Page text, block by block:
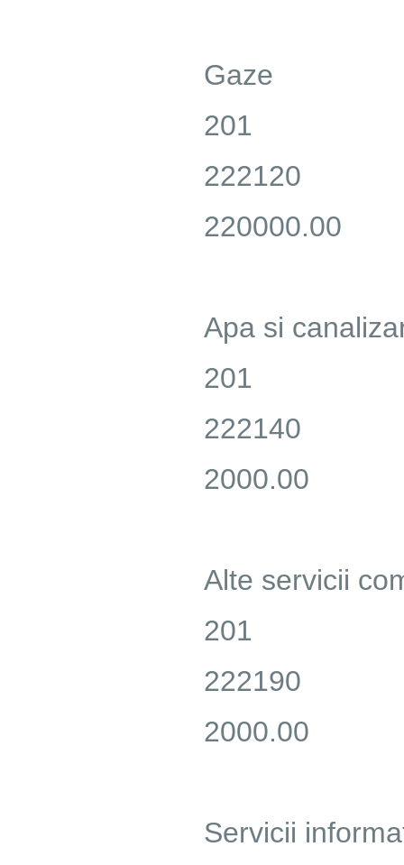
Gaze
201
222120
220000.00
Apa si
201
222140
2000.00
Alte servicii
201
222190
2000.00
Servicii